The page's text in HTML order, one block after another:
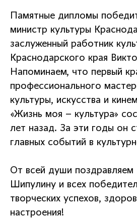
Памятные дипломы
министр культуры
заслуженный работник
Краснодарского края
Напоминаем, что первый
профессионального
культуры, искусства и
«Жизнь моя – культура»
лет назад. За эти годы он
главных событий в
От всей души
Шипулину и всех
творческих успехов,
настроения!